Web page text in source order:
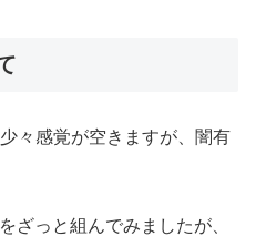
々感覚が空きますが、闇有
ざっと組んでみましたが、